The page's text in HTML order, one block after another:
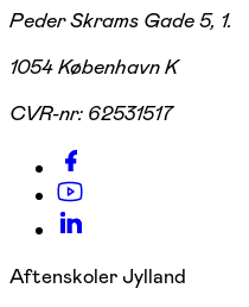
Peder Skrams Gade 5, 1.
1054 København K
CVR-nr: 62531517
Aftenskoler Jylland